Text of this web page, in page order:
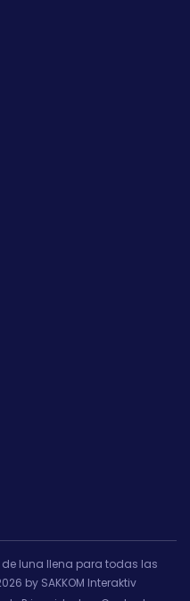
luna llena para todas las
by SAKKOM Interaktiv